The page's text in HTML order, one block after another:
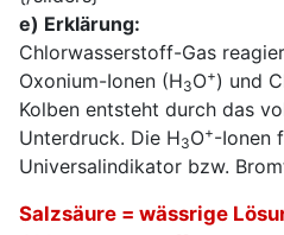
e) Erklärung:
Chlorwasserstoff-Gas
Oxonium-Ionen (H3O+) und
Kolben entsteht durch das
Unterdruck. Die H3O+-Ionen
Universalindikator bzw.
Salzsäure = wässrige